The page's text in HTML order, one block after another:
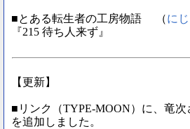
■とある転生者の工房物語 （に
『215 待ち人来ず』
【更新】
■リンク（TYPE-MOON）に、竜
を追加しました。